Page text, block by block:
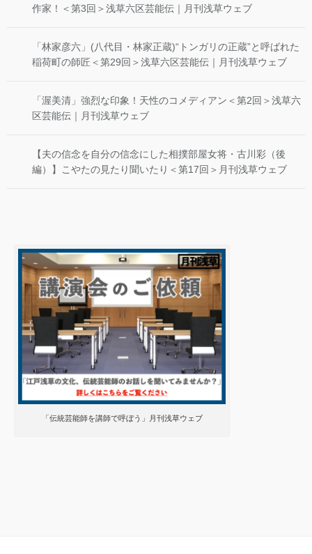
作家！＜第3回＞浅草六区芸能伝｜月刊浅草ウェブ
「林家彦六」(八代目・林家正蔵)“トンガリの正蔵”と呼ばれた
稲荷町の師匠＜第29回＞浅草六区芸能伝｜月刊浅草ウェブ
「渥美清」強烈な印象！天性のコメディアン＜第2回＞浅草六
区芸能伝｜月刊浅草ウェブ
【夫の信念を自分の信念にした相撲部屋女将・古川彩（後
編）】こやたの見たり聞いたり＜第17回＞月刊浅草ウェブ
「伝統芸能師を講師で呼ぼう」月刊浅草ウェブ